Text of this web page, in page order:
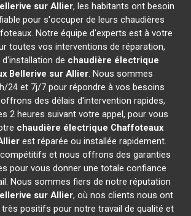
sur Allier, les habitants ont besoin
pour s'occuper de leurs chaudières
Notre équipe d'experts est à votre
toutes vos interventions de réparation,
de chaudière électrique
Bellerive sur Allier. Nous sommes
24 et 7j/7 pour répondre à vos besoins
des délais d'intervention rapides,
2 heures suivant votre appel, pour vous
chaudière électrique Chaffoteaux
est réparée ou installée rapidement.
et nous offrons des garanties
pour vous donner une totale confiance
Nous sommes fiers de notre réputation
sur Allier, où nos clients nous ont
positifs pour notre travail de qualité et